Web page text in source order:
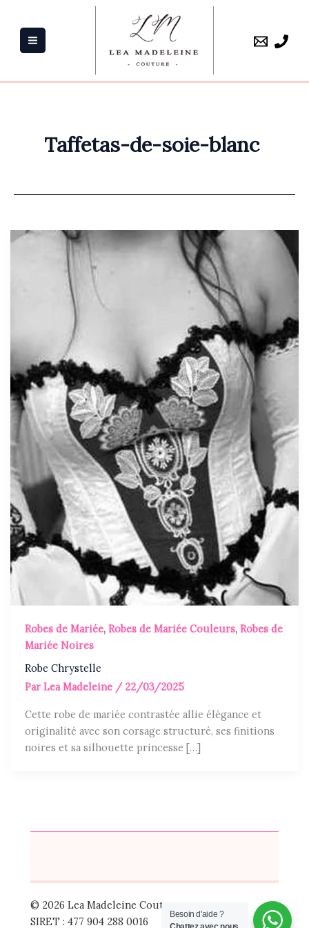
contenu
Taffetas-de-soie-blanc
Robes de Mariée,Robes de Mariée Couleurs,Robes de
Mariée Noires
Robe Chrystelle
ParLea Madeleine / 22/03/2025
Cette robe de mariée contrastée allie élégance et
originalité avec son corsage structuré, ses finitions
noires et sa silhouette princesse […]
© 2026 Lea Madeleine Couture
SIRET : 477 904 288 0016
Besoin d'aide ?